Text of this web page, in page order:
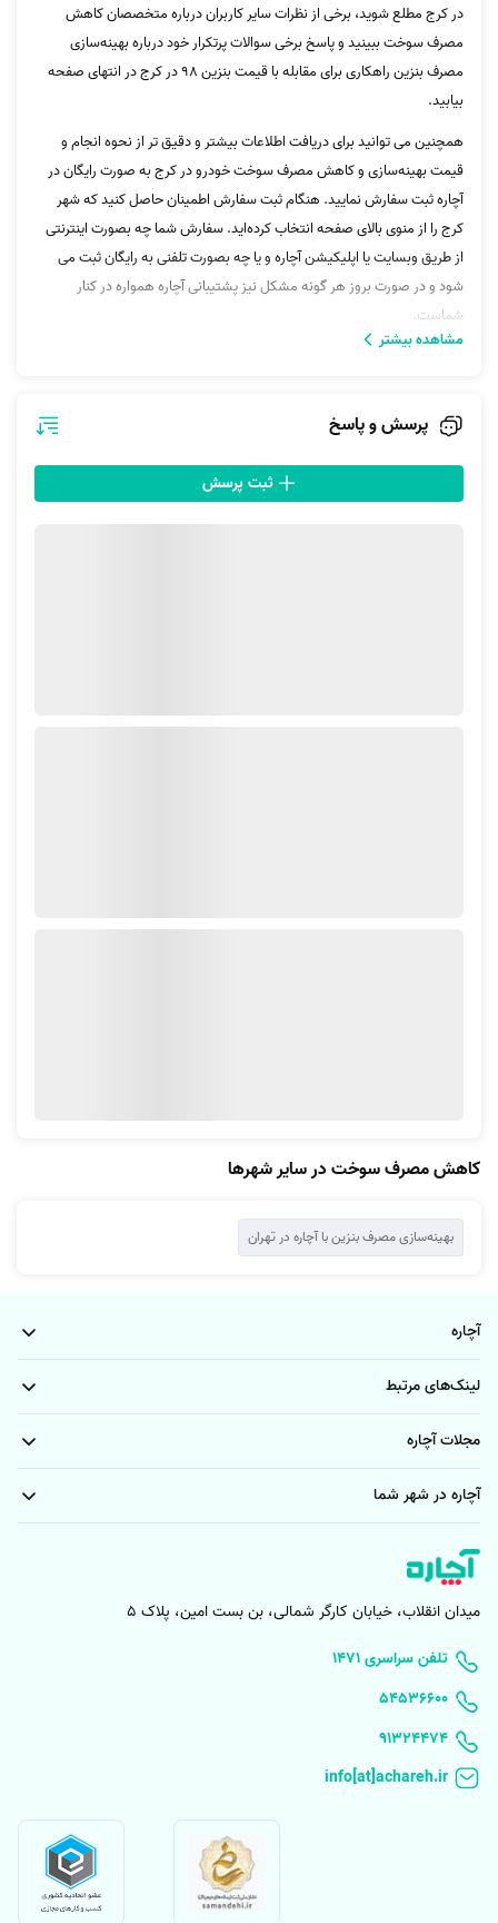
در کرج مطلع شوید، برخی از نظرات سایر کاربران درباره متخصصان کاهش
مصرف سوخت ببینید و پاسخ برخی سوالات پرتکرار خود درباره بهینه‌سازی
مصرف بنزین راهکاری برای مقابله با قیمت بنزین 98 در کرج در انتهای صفحه
بیابید.
همچنین می توانید برای دریافت اطلاعات بیشتر و دقیق تر از نحوه انجام و
قیمت بهینه‌سازی و کاهش مصرف سوخت خودرو در کرج به صورت رایگان در
آچاره ثبت سفارش نمایید. هنگام ثبت سفارش اطمینان حاصل کنید که شهر
کرج را از منوی بالای صفحه انتخاب کرده‌اید. سفارش شما چه بصورت اینترنتی
از طریق وبسایت یا اپلیکیشن آچاره و یا چه بصورت تلفنی به رایگان ثبت می
شود و در صورت بروز هر گونه مشکل نیز پشتیبانی آچاره همواره در کنار
شماست.
مصرف سوخت، خودرو، بنزین و... می‌توانید با پشتیبانی آچاره تماس بگیرید.
مشاهده بیشتر
پرسش و پاسخ
کاهش مصرف سوخت در سایر شهرها
بهینه‌سازی مصرف بنزین با آچاره در تهران
آچاره
لینک‌های مرتبط
مجلات آچاره
آچاره در شهر شما
میدان انقلاب، خیابان کارگر شمالی، بن بست امین، پلاک 5
۱۴۷۱ تلفن سراسری
۵۴۵۳۶۶۰۰
91324474